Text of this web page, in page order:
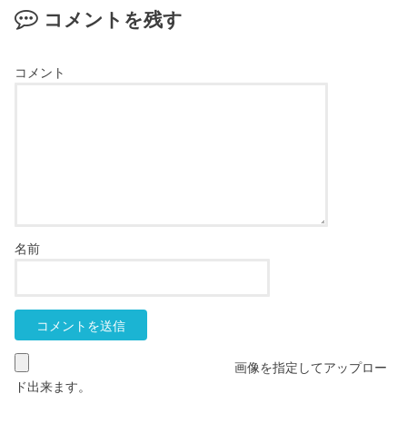
コメントを残す
コメント
名前
画像を指定してアップロー
ド出来ます。